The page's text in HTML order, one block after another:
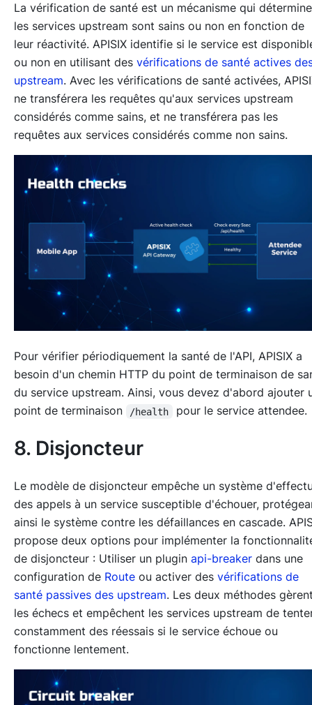
La vérification de santé est un mécanisme qui
les services upstream sont sains ou non en fonction de
leur réactivité. APISIX identifie si le service est
ou non en utilisant des vérifications de santé actives
upstream. Avec les vérifications de santé activées,
ne transférera les requêtes qu'aux services upstream
considérés comme sains, et ne transférera pas les
requêtes aux services considérés comme non sains.
Pour vérifier périodiquement la santé de l'API, APISIX a
besoin d'un chemin HTTP du point de terminaison de
du service upstream. Ainsi, vous devez d'abord ajouter
point de terminaison
/health pour le service attendee.
8. Disjoncteur
Le modèle de disjoncteur empêche un système
des appels à un service susceptible d'échouer,
ainsi le système contre les défaillances en cascade.
propose deux options pour implémenter la
de disjoncteur : Utiliser un plugin api-breaker dans une
configuration de Route ou activer des vérifications de
santé passives des upstream. Les deux méthodes
les échecs et empêchent les services upstream de
constamment des réessais si le service échoue ou
fonctionne lentement.